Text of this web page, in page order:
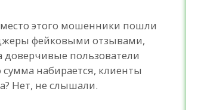
этого мошенники пошли
фейковыми отзывами,
пользователи
набирается, клиенты
Нет, не слышали.